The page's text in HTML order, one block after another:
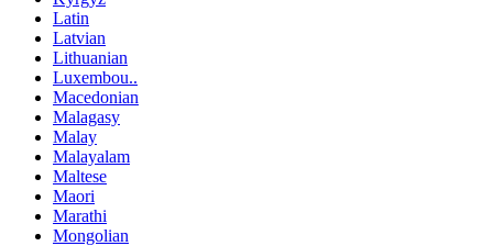
Latin
Latvian
Lithuanian
Luxembou..
Macedonian
Malagasy
Malay
Malayalam
Maltese
Maori
Marathi
Mongolian